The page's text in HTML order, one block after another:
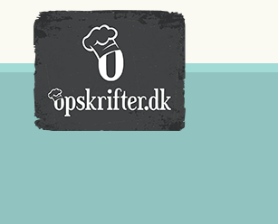
Der er ingen varer i din kurv.